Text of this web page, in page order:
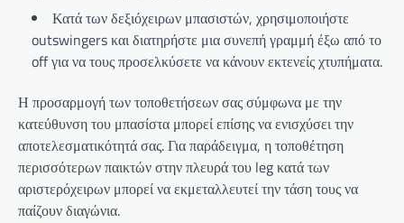
Κατά των δεξιόχειρων μπασιστών, χρησιμοποιήστε
outswingers και διατηρήστε μια συνεπή γραμμή έξω από το
off για να τους προσελκύσετε να κάνουν εκτενείς χτυπήματα.
Η προσαρμογή των τοποθετήσεων σας σύμφωνα με την
κατεύθυνση του μπασίστα μπορεί επίσης να ενισχύσει την
αποτελεσματικότητά σας. Για παράδειγμα, η τοποθέτηση
περισσότερων παικτών στην πλευρά του leg κατά των
αριστερόχειρων μπορεί να εκμεταλλευτεί την τάση τους να
παίζουν διαγώνια.